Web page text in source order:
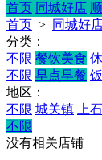
首页 同城好店
首页 > 同城好
分类：
不限 餐饮美食
不限 早点早餐
地区：
不限 城关镇 上
不限
没有相关店铺